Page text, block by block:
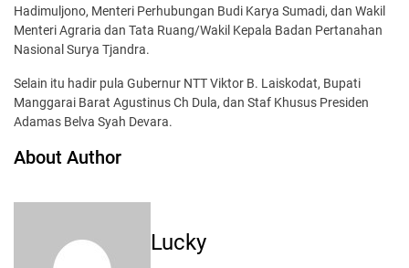
Hadimuljono, Menteri Perhubungan Budi Karya Sumadi, dan Wakil
Menteri Agraria dan Tata Ruang/Wakil Kepala Badan Pertanahan
Nasional Surya Tjandra.
Selain itu hadir pula Gubernur NTT Viktor B. Laiskodat, Bupati
Manggarai Barat Agustinus Ch Dula, dan Staf Khusus Presiden
Adamas Belva Syah Devara.
About Author
Lucky